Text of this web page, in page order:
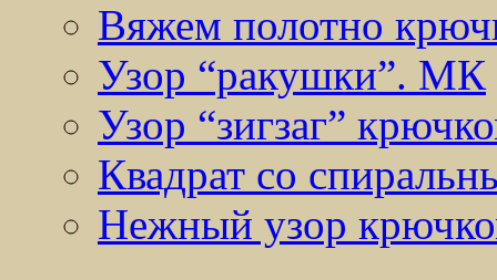
Вяжем полотно
Узор “ракушки”. МК
Узор “зигзаг”
Квадрат со
Нежный узор